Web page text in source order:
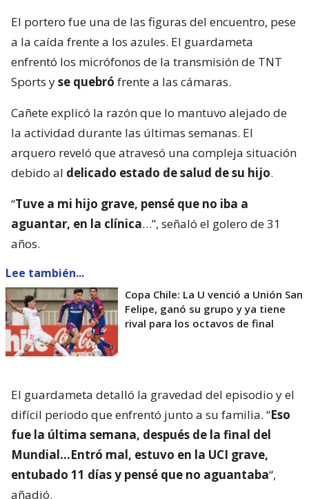
El portero fue una de las figuras del encuentro, pese
a la caída frente a los azules. El guardameta
enfrentó los micrófonos de la transmisión de TNT
Sports yse quebró frente a las cámaras.
Cañete explicó la razón que lo mantuvo alejado de
la actividad durante las últimas semanas. El
arquero reveló que atravesó una compleja situación
debido al delicado estado de salud de su hijo.
“Tuve a mi hijo grave, pensé que no iba a
aguantar, en la clínica…”, señaló el golero de 31
años.
Lee también...
Copa Chile: La U venció a Unión San
Felipe, ganó su grupo y ya tiene
rival para los octavos de final
El guardameta detalló la gravedad del episodio y el
difícil periodo que enfrentó junto a su familia. “Eso
fue la última semana, después de la final del
Mundial…Entró mal, estuvo en la UCI grave,
entubado 11 días y pensé que no aguantaba“,
añadió.